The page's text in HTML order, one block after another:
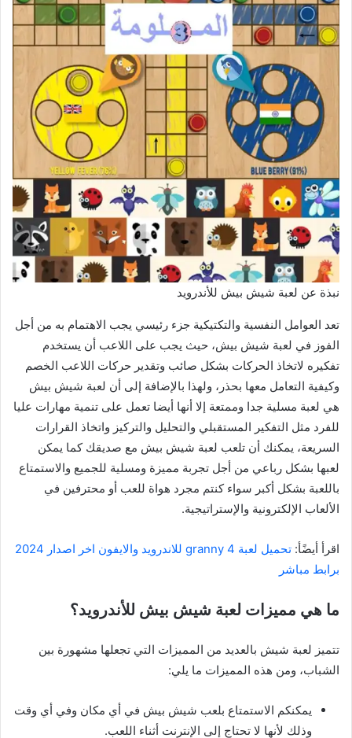
نبذة عن لعبة شيش بيش للأندرويد
تعد العوامل النفسية والتكتيكية جزء رئيسي يجب الاهتمام به من أجل
الفوز في لعبة شيش بيش، حيث يجب على اللاعب أن يستخدم
تفكيره لاتخاذ الحركات بشكل صائب وتقدير حركات اللاعب الخصم
وكيفية التعامل معها بحذر، ولهذا بالإضافة إلى أن لعبة شيش بيش
هي لعبة مسلية جدا وممتعة إلا أنها أيضا تعمل على تنمية مهارات عليا
للفرد مثل التفكير المستقبلي والتحليل والتركيز واتخاذ القرارات
السريعة، يمكنك أن تلعب لعبة شيش بيش مع صديقك كما يمكن
لعبها بشكل رباعي من أجل تجربة مميزة ومسلية للجميع والاستمتاع
باللعبة بشكل أكبر سواء كنتم مجرد هواة للعب أو محترفين في
الألعاب الإلكترونية والإستراتيجية.
اقرأ أيضًأ:
تحميل لعبة granny 4 للاندرويد والايفون اخر اصدار 2024
برابط مباشر
ما هي مميزات لعبة شيش بيش للأندرويد؟
تتميز لعبة شيش بالعديد من المميزات التي تجعلها مشهورة بين
الشباب، ومن هذه المميزات ما يلي:
يمكنكم الاستمتاع بلعب شيش بيش في أي مكان وفي أي وقت
وذلك لأنها لا تحتاج إلى الإنترنت أثناء اللعب.